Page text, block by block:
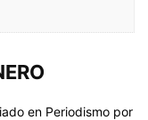
en Periodismo por